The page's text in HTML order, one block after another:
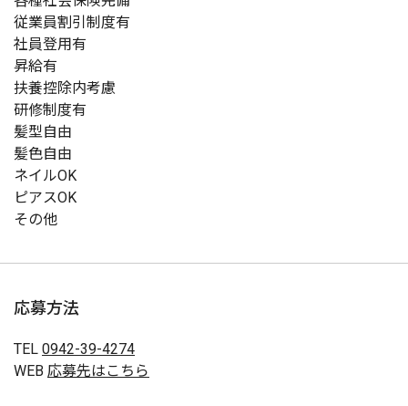
従業員割引制度有
社員登用有
昇給有
扶養控除内考慮
研修制度有
髪型自由
髪色自由
ネイルOK
ピアスOK
その他
応募方法
TEL 0942-39-4274
WEB 応募先はこちら